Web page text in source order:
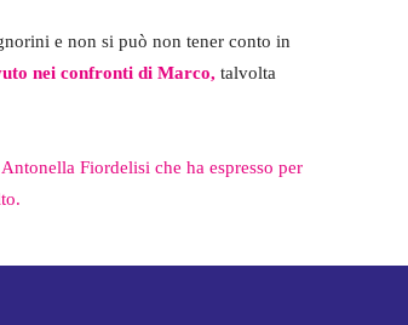
e non si può non tener conto in
nei confronti di Marco, talvolta
Fiordelisi che ha espresso per